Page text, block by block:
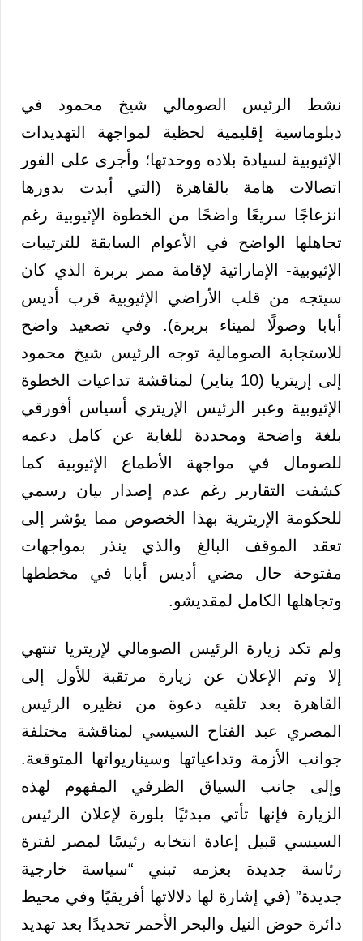
نشط الرئيس الصومالي شيخ محمود في
دبلوماسية إقليمية لحظية لمواجهة التهديدات
الإثيوبية لسيادة بلاده ووحدتها؛ وأجرى على الفور
اتصالات هامة بالقاهرة (التي أبدت بدورها
انزعاجًا سريعًا واضحًا من الخطوة الإثيوبية رغم
تجاهلها الواضح في الأعوام السابقة للترتيبات
الإثيوبية- الإماراتية لإقامة ممر بربرة الذي كان
سيتجه من قلب الأراضي الإثيوبية قرب أديس
أبابا وصولًا لميناء بربرة). وفي تصعيد واضح
للاستجابة الصومالية توجه الرئيس شيخ محمود
إلى إريتريا (10 يناير) لمناقشة تداعيات الخطوة
الإثيوبية وعبر الرئيس الإريتري أسياس أفورقي
بلغة واضحة ومحددة للغاية عن كامل دعمه
للصومال في مواجهة الأطماع الإثيوبية كما
كشفت التقارير رغم عدم إصدار بيان رسمي
للحكومة الإريترية بهذا الخصوص مما يؤشر إلى
تعقد الموقف البالغ والذي ينذر بمواجهات
مفتوحة حال مضي أديس أبابا في مخططها
وتجاهلها الكامل لمقديشو.
ولم تكد زيارة الرئيس الصومالي لإريتريا تنتهي
إلا وتم الإعلان عن زيارة مرتقبة للأول إلى
القاهرة بعد تلقيه دعوة من نظيره الرئيس
المصري عبد الفتاح السيسي لمناقشة مختلفة
جوانب الأزمة وتداعياتها وسيناريواتها المتوقعة.
وإلى جانب السياق الظرفي المفهوم لهذه
الزيارة فإنها تأتي مبدئيًا بلورة لإعلان الرئيس
السيسي قبيل إعادة انتخابه رئيسًا لمصر لفترة
رئاسة جديدة بعزمه تبني “سياسة خارجية
جديدة” (في إشارة لها دلالاتها أفريقيًا وفي محيط
دائرة حوض النيل والبحر الأحمر تحديدًا بعد تهديد